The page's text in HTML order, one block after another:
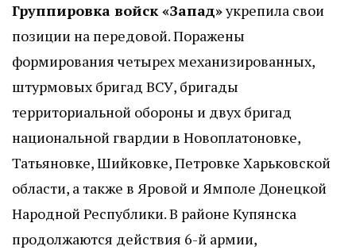
Группировка войск «Запад»укрепила свои
позиции на передовой. Поражены
формирования четырех механизированных,
штурмовых бригад ВСУ, бригады
территориальной обороны и двух бригад
национальной гвардии в Новоплатоновке,
Татьяновке, Шийковке, Петровке Харьковской
области, а также в Яровой и Ямполе Донецкой
Народной Республики. В районе Купянска
продолжаются действия 6-й армии,